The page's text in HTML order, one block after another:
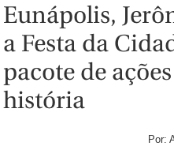
Eunápolis,
a Festa da
pacote de
história
Por: